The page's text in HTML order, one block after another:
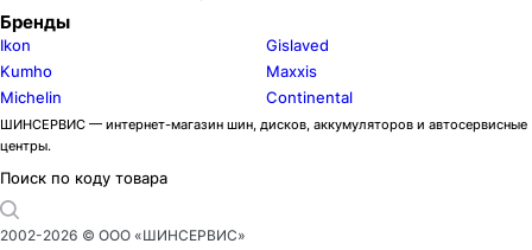
Бренды
Ikon
Gislaved
Kumho
Maxxis
Michelin
Continental
ШИНСЕРВИС — интернет-магазин шин, дисков, аккумуляторов и автосервисные
центры.
Поиск по коду товара
2002-2026 © ООО «ШИНСЕРВИС»